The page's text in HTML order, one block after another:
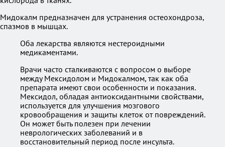
Мидокалм предназначен для устранения остеохондроза,
спазмов в мышцах.
Оба лекарства являются нестероидными
медикаментами.
Врачи часто сталкиваются с вопросом о выборе
между Мексидолом и Мидокалмом, так как оба
препарата имеют свои особенности и показания.
Мексидол, обладая антиоксидантными свойствами,
используется для улучшения мозгового
кровообращения и защиты клеток от повреждений.
Он может быть полезен при лечении
неврологических заболеваний и в
восстановительный период после инсульта.